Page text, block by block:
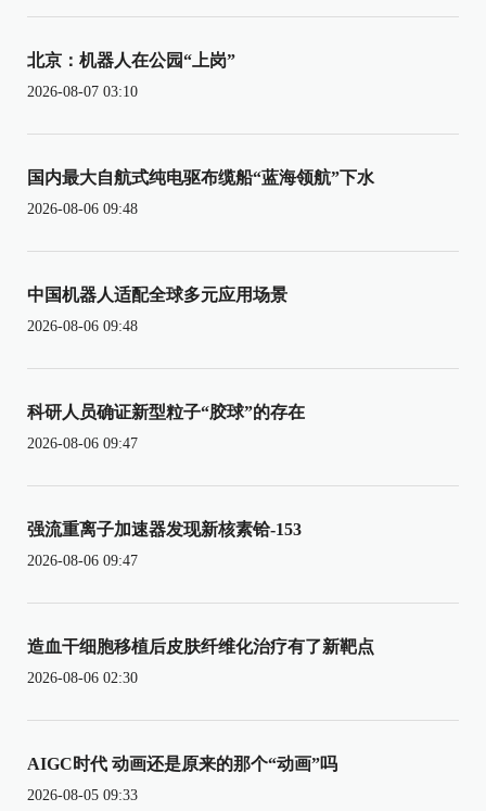
北京：机器人在公园“上岗”
2026-08-07 03:10
国内最大自航式纯电驱布缆船“蓝海领航”下水
2026-08-06 09:48
中国机器人适配全球多元应用场景
2026-08-06 09:48
科研人员确证新型粒子“胶球”的存在
2026-08-06 09:47
强流重离子加速器发现新核素铪-153
2026-08-06 09:47
造血干细胞移植后皮肤纤维化治疗有了新靶点
2026-08-06 02:30
AIGC时代 动画还是原来的那个“动画”吗
2026-08-05 09:33